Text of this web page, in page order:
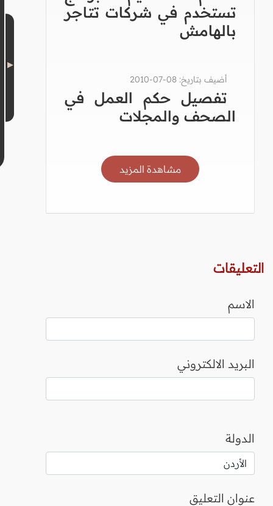
تستخدم في شركات تتاجر
بالهامش
أضيف بتاريخ: 08-07-2010
تفصيل حكم العمل في
الصحف والمجلات
مشاهدة المزيد
التعليقات
الاسم
البريد الالكتروني
الدولة
عنوان التعليق